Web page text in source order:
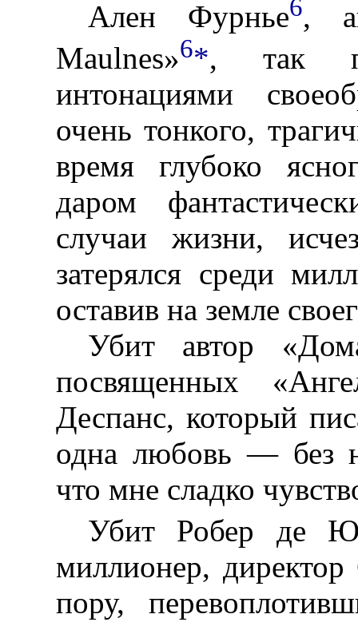
Ален Фурнье6,
Maulnes»6*, так
интонациями
очень тонкого,
время глубоко
даром
случаи жизни,
затерялся среди
оставив на земле
Убит автор
посвященных
Деспанс, который
одна любовь — без
что мне сладко
Убит Робер де
миллионер,
пору,